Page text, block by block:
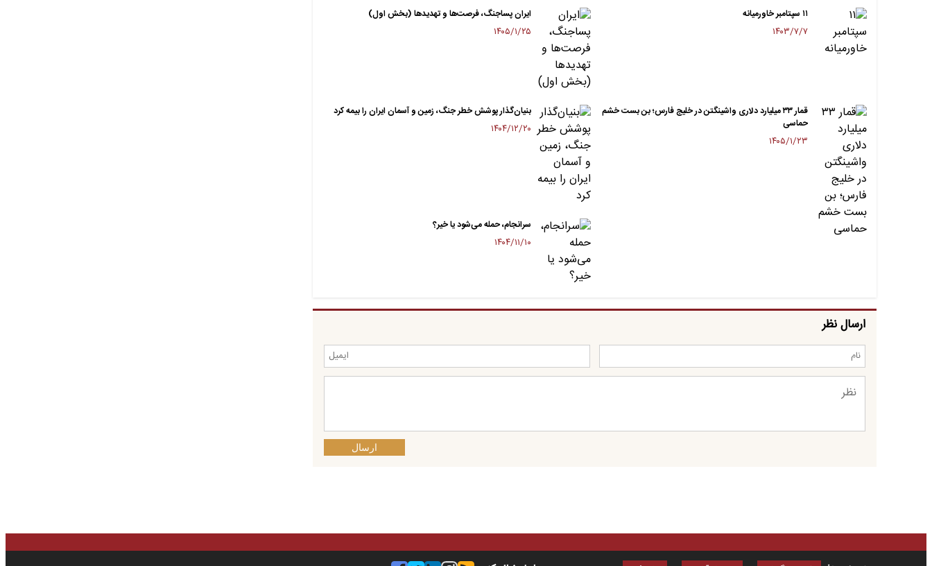
۱۱ سپتامبر خاورمیانه
۱۴۰۳/۷/۷
ایران پساجنگ، فرصت‌ها و تهدیدها (بخش اول)
۱۴۰۵/۱/۲۵
قمار ۳۳ میلیارد دلاری واشینگتن در خلیج فارس؛ بن بست خشم
حماسی
۱۴۰۵/۱/۲۳
بنیان‌گذار پوشش خطر جنگ، زمین و آسمان ایران را بیمه کرد
۱۴۰۴/۱۲/۲۰
سرانجام، حمله می‌شود یا خیر؟
۱۴۰۴/۱۱/۱۰
ارسال نظر
ارسال